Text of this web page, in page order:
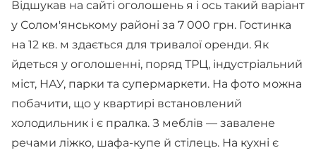
Відшукав на сайті оголошень я і ось такий варіант
у Солом'янському районі за 7 000 грн. Гостинка
на 12 кв. м здається для тривалої оренди. Як
йдеться у оголошенні, поряд ТРЦ, індустріальний
міст, НАУ, парки та супермаркети. На фото можна
побачити, що у квартирі встановлений
холодильник і є пралка. З меблів — завалене
речами ліжко, шафа-купе й стілець. На кухні є